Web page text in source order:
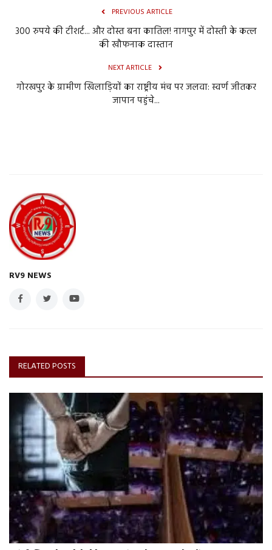
PREVIOUS ARTICLE
300 रुपये की टीशर्ट... और दोस्त बना कातिल! नागपुर में दोस्ती के कत्ल
की खौफनाक दास्तान
NEXT ARTICLE
गोरखपुर के ग्रामीण खिलाड़ियों का राष्ट्रीय मंच पर जलवा: स्वर्ण जीतकर
जापान पहुंचे...
RV9 NEWS
RELATED POSTS